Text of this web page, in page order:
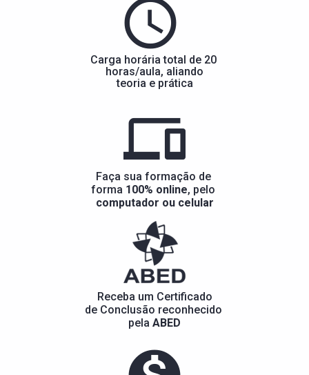
Carga horária total de 20
horas/aula, aliando
teoria e prática
Faça sua formação de
forma 100% online
computador ou celular
Receba um Certificado
de Conclusão reconhecido
pela ABED